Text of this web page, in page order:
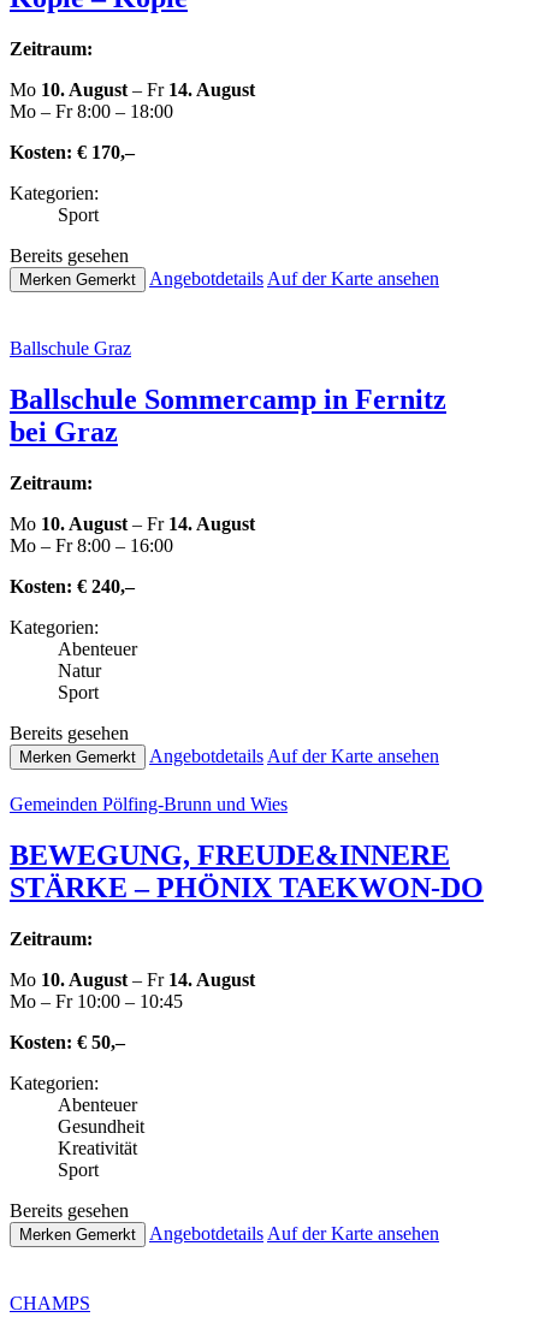
Zeitraum:
Mo 10. August – Fr 14. August
Mo – Fr 8:00 – 18:00
Kosten: € 170,–
Kate­go­rien:
Sport
Bereits gesehen
Merken Gemerkt Ange­botde­tails Auf der Karte ansehen
Ball­schu­le Graz
Ball­schu­le Som­mer­camp in Fernitz
bei Graz
Zeitraum:
Mo 10. August – Fr 14. August
Mo – Fr 8:00 – 16:00
Kosten: € 240,–
Kate­go­rien:
Abenteuer
Natur
Sport
Bereits gesehen
Merken Gemerkt Ange­botde­tails Auf der Karte ansehen
Gemeinden Pölfing-Brunn und Wies
BEWEGUNG, FREUDE&INNERE
STÄRKE – PHÖNIX TAEKWON-DO
Zeitraum:
Mo 10. August – Fr 14. August
Mo – Fr 10:00 – 10:45
Kosten: € 50,–
Kate­go­rien:
Abenteuer
Gesund­heit
Krea­ti­vi­tät
Sport
Bereits gesehen
Merken Gemerkt Ange­botde­tails Auf der Karte ansehen
CHAMPS